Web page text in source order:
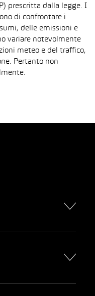
prescritta dalla legge. I
di confrontare i
delle emissioni e
variare notevolmente
meteo e del traffico,
Pertanto non